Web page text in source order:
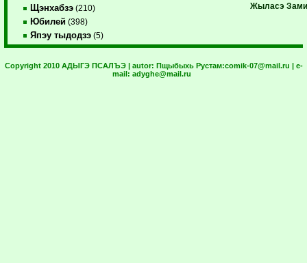
Щэнхабзэ (210)
Юбилей (398)
Япэу тыдодзэ (5)
Жыласэ
Copyright 2010 АДЫГЭ ПСАЛЪЭ | autor: Пщыбыхь Рустам:comik-07@mail.ru | e-
mail: adyghe@mail.ru